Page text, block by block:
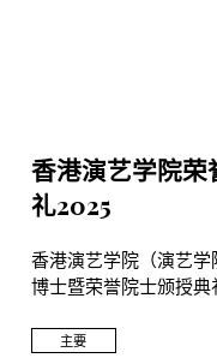
香港演艺学院荣
礼2025
香港演艺学院（演艺
博士暨荣誉院士颁授
以表彰他们在文化发
主要